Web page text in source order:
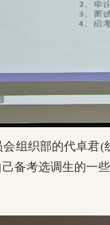
组织部的代卓君(
备考选调生的一些